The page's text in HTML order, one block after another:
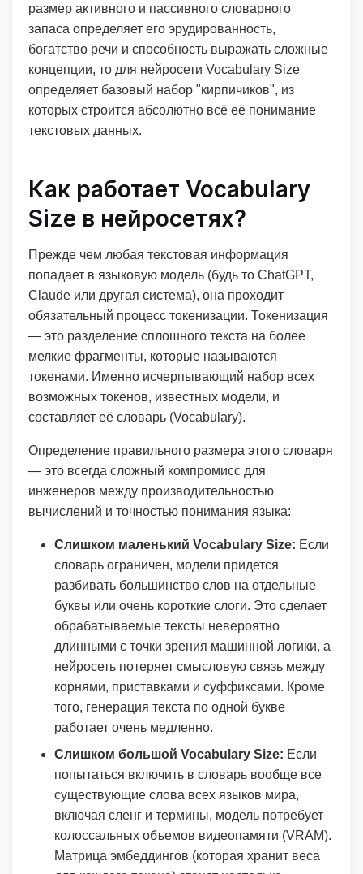
размер активного и пассивного словарного
запаса определяет его эрудированность,
богатство речи и способность выражать сложные
концепции, то для нейросети Vocabulary Size
определяет базовый набор "кирпичиков", из
которых строится абсолютно всё её понимание
текстовых данных.
Как работает Vocabulary
Size в нейросетях?
Прежде чем любая текстовая информация
попадает в языковую модель (будь то ChatGPT,
Claude или другая система), она проходит
обязательный процесс токенизации. Токенизация
— это разделение сплошного текста на более
мелкие фрагменты, которые называются
токенами. Именно исчерпывающий набор всех
возможных токенов, известных модели, и
составляет её словарь (Vocabulary).
Определение правильного размера этого словаря
— это всегда сложный компромисс для
инженеров между производительностью
вычислений и точностью понимания языка:
Слишком маленький Vocabulary Size: Если
словарь ограничен, модели придется
разбивать большинство слов на отдельные
буквы или очень короткие слоги. Это сделает
обрабатываемые тексты невероятно
длинными с точки зрения машинной логики, а
нейросеть потеряет смысловую связь между
корнями, приставками и суффиксами. Кроме
того, генерация текста по одной букве
работает очень медленно.
Слишком большой Vocabulary Size: Если
попытаться включить в словарь вообще все
существующие слова всех языков мира,
включая сленг и термины, модель потребует
колоссальных объемов видеопамяти (VRAM).
Матрица эмбеддингов (которая хранит веса